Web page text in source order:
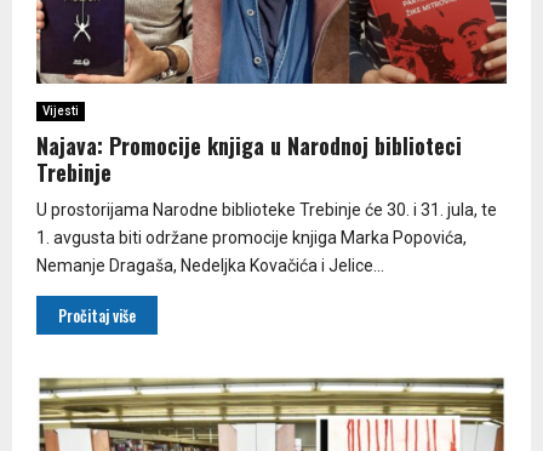
Vijesti
Najava: Promocije knjiga u Narodnoj biblioteci
Trebinje
U prostorijama Narodne biblioteke Trebinje će 30. i 31. jula, te
1. avgusta biti održane promocije knjiga Marka Popovića,
Nemanje Dragaša, Nedeljka Kovačića i Jelice...
Pročitaj više